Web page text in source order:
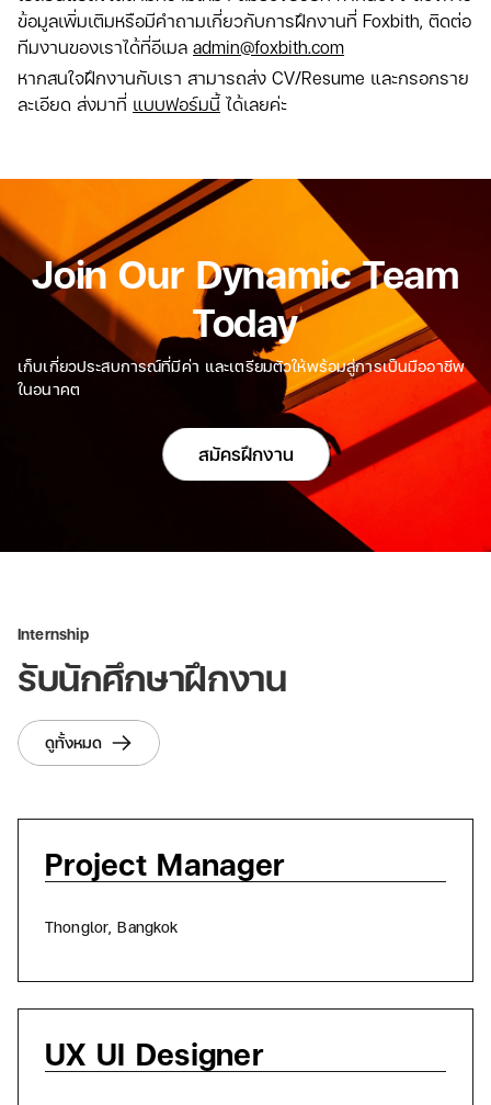
ข้อมูลเพิ่มเติมหรือมีคำถามเกี่ยวกับการฝึกงานที่ Foxbith, ติดต่อ
ทีมงานของเราได้ที่อีเมล admin@foxbith.com
หากสนใจฝึกงานกับเรา สามารถส่ง CV/Resume และกรอกราย
ละเอียด ส่งมาที่ แบบฟอร์มนี้ได้เลยค่ะ
Join Our Dynamic Team
Today
เก็บเกี่ยวประสบการณ์ที่มีค่า และเตรียมตัวให้พร้อมสู่การเป็นมืออาชีพ
ในอนาคต
สมัครฝึกงาน
Internship
รับนักศึกษาฝึกงาน
ดูทั้งหมด
Project Manager
Thonglor, Bangkok
UX UI Designer